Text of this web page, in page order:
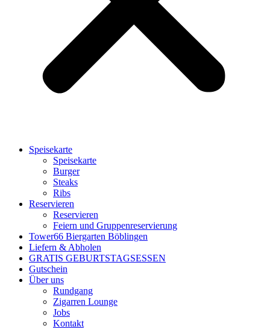
Speisekarte
Speisekarte
Burger
Steaks
Ribs
Reservieren
Reservieren
Feiern und Gruppenreservierung
Tower66 Biergarten Böblingen
Liefern & Abholen
GRATIS GEBURTSTAGSESSEN
Gutschein
Über uns
Rundgang
Zigarren Lounge
Jobs
Kontakt